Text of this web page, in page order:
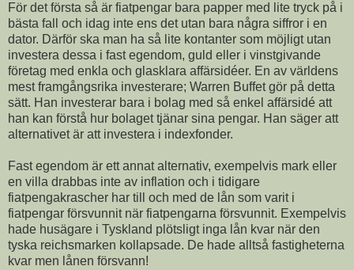
För det första så är fiatpengar bara papper med lite tryck på i
bästa fall och idag inte ens det utan bara några siffror i en
dator. Därför ska man ha så lite kontanter som möjligt utan
investera dessa i fast egendom, guld eller i vinstgivande
företag med enkla och glasklara affärsidéer. En av världens
mest framgångsrika investerare; Warren Buffet gör på detta
sätt. Han investerar bara i bolag med så enkel affärsidé att
han kan förstå hur bolaget tjänar sina pengar. Han säger att
alternativet är att investera i indexfonder.
Fast egendom är ett annat alternativ, exempelvis mark eller
en villa drabbas inte av inflation och i tidigare
fiatpengakrascher har till och med de lån som varit i
fiatpengar försvunnit när fiatpengarna försvunnit. Exempelvis
hade husägare i Tyskland plötsligt inga lån kvar när den
tyska reichsmarken kollapsade. De hade alltså fastigheterna
kvar men lånen försvann!